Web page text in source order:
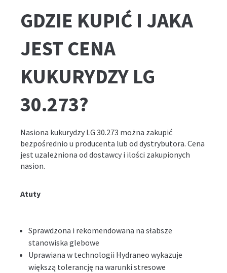
GDZIE KUPIĆ I JAKA
JEST CENA
KUKURYDZY LG
30.273?
Nasiona kukurydzy LG 30.273 można zakupić
bezpośrednio u producenta lub od dystrybutora. Cena
jest uzależniona od dostawcy i ilości zakupionych
nasion.
Atuty
Sprawdzona i rekomendowana na słabsze
stanowiska glebowe
Uprawiana w technologii Hydraneo wykazuje
większą tolerancję na warunki stresowe